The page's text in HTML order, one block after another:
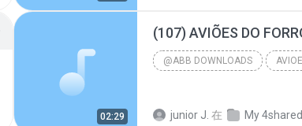
02:29
@ABB DOWNLOADS
ABB Downloads Tel. (88) 8803-7271
junior J. 在 My 4shared